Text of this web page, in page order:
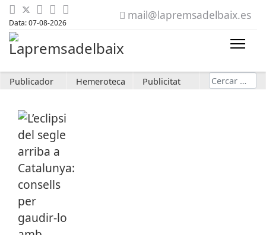
Data: 07-08-2026
mail@lapremsadelbaix.es
Publicador Hemeroteca Publicitat Cerca